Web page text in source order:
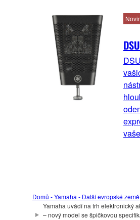
Domů - Yamaha - Další evropské země
Yamaha uvádí na trh elektronický
– nový model se špičkovou